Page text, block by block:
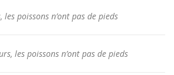
les poissons n’ont pas de pieds
les poissons n’ont pas de pieds